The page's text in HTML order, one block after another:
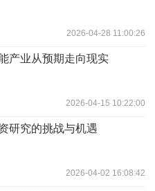
2026-04-28 11:00:26
产业从预期走向现实
2026-04-15 10:22:00
研究的挑战与机遇
2026-04-02 16:08:42